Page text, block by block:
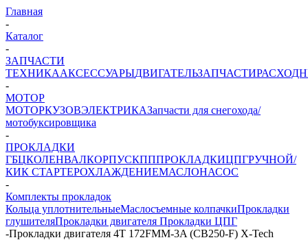
Главная
-
Каталог
-
ЗАПЧАСТИ
ТЕХНИКААКСЕССУАРЫДВИГАТЕЛЬЗАПЧАСТИ
-
МОТОР
МОТОРКУЗОВЭЛЕКТРИКАЗапчасти для снегохода/
мотобуксировщика
-
ПРОКЛАДКИ
ГБЦКОЛЕНВАЛКОРПУСКПППРОКЛАДКИЦПГРУЧНОЙ/
КИК СТАРТЕРОХЛАЖДЕНИЕМАСЛОНАСОС
-
Комплекты прокладок
Кольца уплотнительныеМаслосъемные колпачкиПрокладки
глушителяПрокладки двигателя Прокладки ЦПГ
-Прокладки двигателя 4Т 172FMM-3A (CB250-F) X-Tech